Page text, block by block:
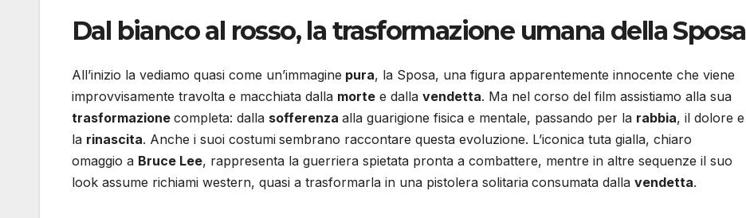
Dal bianco al rosso, la trasformazione umana della Sposa
All’inizio la vediamo quasi come un’immagine pura, la Sposa, una figura apparentemente innocente che viene
improvvisamente travolta e macchiata dalla morte e dalla vendetta. Ma nel corso del film assistiamo alla sua
trasformazione completa: dalla sofferenza alla guarigione fisica e mentale, passando per la rabbia, il dolore e
la rinascita. Anche i suoi costumi sembrano raccontare questa evoluzione. L’iconica tuta gialla, chiaro
omaggio a Bruce Lee, rappresenta la guerriera spietata pronta a combattere, mentre in altre sequenze il suo
look assume richiami western, quasi a trasformarla in una pistolera solitaria consumata dalla vendetta.